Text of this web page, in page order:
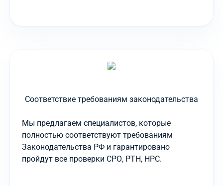
Соответствие требованиям законодательства
Мы предлагаем специалистов, которые
полностью соответствуют требованиям
Законодательства РФ и гарантировано
пройдут все проверки СРО, РТН, НРС.